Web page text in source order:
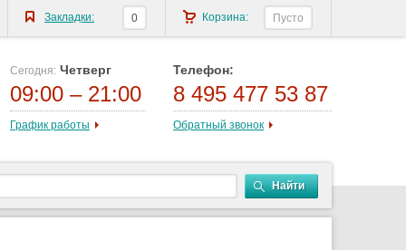
Сегодня: Четверг
09:00 – 21:00
График работы
Телефон:
8 495 477 53 87
Обратный звонок
Найти
Корзина: Пусто
Закладки: 0